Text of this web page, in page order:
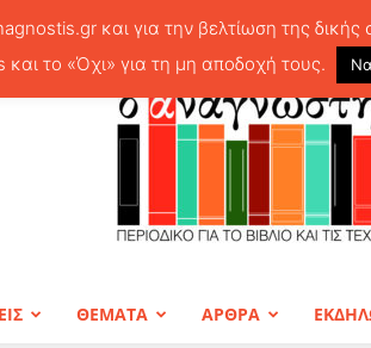
ΘΕΜΑΤΑ ΑΡΘΡΑ
και για την βελτίωση της
και το «Όχι» για τη μη αποδοχή τους.